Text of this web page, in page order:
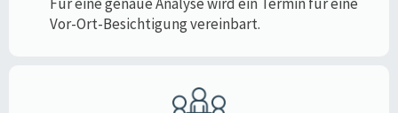
Vor-Ort-Besichtigung vereinbart.